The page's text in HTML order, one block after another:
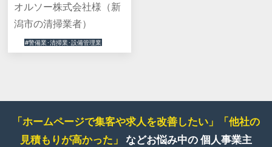
オルソー株式会社様（新
潟市の清掃業者）
#警備業･清掃業･設備管理業
「ホームページで集客や求人を改善したい」
「他社の
見積もりが高かった」 などお悩み中の 個人事業主